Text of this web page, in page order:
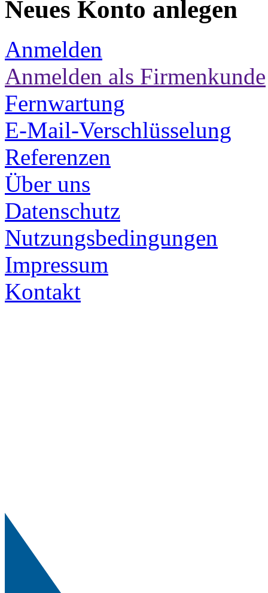
Neues Konto anlegen
Anmelden
Anmelden als Firmenkunde
Fernwartung
E-Mail-Verschlüsselung
Referenzen
Über uns
Datenschutz
Nutzungsbedingungen
Impressum
Kontakt